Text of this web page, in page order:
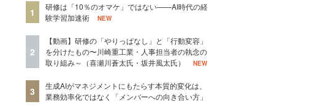
1
研修は「10％のオマケ」ではない——AI時代の経
験学習加速術
NEW
2
【動画】研修の「やりっぱなし」と「行動変容」
を分けたもの〜川崎重工業・人事担当者の執念の
取り組み～（喜瀬川蒼太氏・坂井風太氏）
NEW
3
生成AIがマネジメントにもたらす本質的変化は、
業務効率化ではなく「メンバーへの向き合い方」